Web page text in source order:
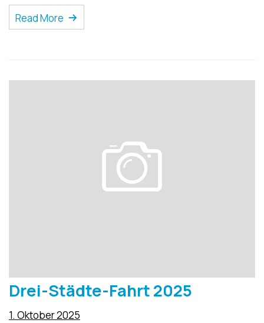
Read More
Drei-Städte-Fahrt 2025
1. Oktober 2025